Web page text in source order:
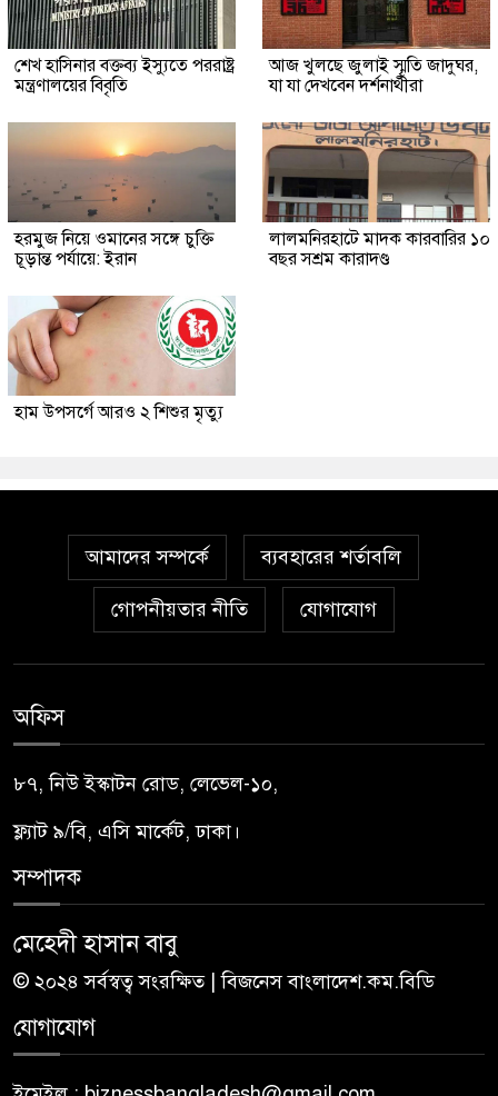
শেখ হাসিনার বক্তব্য ইস্যুতে পররাষ্ট্র
মন্ত্রণালয়ের বিবৃতি
আজ খুলছে জুলাই স্মৃতি জাদুঘর,
যা যা দেখবেন দর্শনার্থীরা
হরমুজ নিয়ে ওমানের সঙ্গে চুক্তি
চূড়ান্ত পর্যায়ে: ইরান
লালমনিরহাটে মাদক কারবারির ১০
বছর সশ্রম কারাদণ্ড
হাম উপসর্গে আরও ২ শিশুর মৃত্যু
আমাদের সম্পর্কে ব্যবহারের শর্তাবলি
গোপনীয়তার নীতি যোগাযোগ
অফিস
৮৭, নিউ ইস্কাটন রোড, লেভেল-১০,
ফ্ল্যাট ৯/বি, এসি মার্কেট, ঢাকা।
সম্পাদক
মেহেদী হাসান বাবু
© ২০২৪ সর্বস্বত্ব সংরক্ষিত | বিজনেস বাংলাদেশ.কম.বিডি
যোগাযোগ